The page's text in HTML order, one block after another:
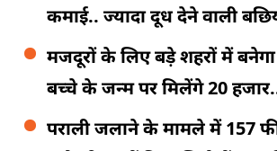
कमाई.. ज्यादा दूध देने वाली
मजदूरों के लिए बड़े शहरों में बनेगा
बच्चे के जन्म पर मिलेंगे 20
पराली जलाने के मामले में 157